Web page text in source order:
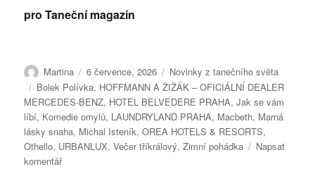
pro Taneční magazín
Autor:
Martina Publikováno:
6 července, 2026 Rubriky:
Novinky z tanečního světa
Štítky:
Bolek Polívka, HOFFMANN A ŽIŽÁK – OFICIÁLNÍ DEALER
MERCEDES-BENZ, HOTEL BELVEDERE PRAHA,Jak se vám
líbí, Komedie omylů, LAUNDRYLAND PRAHA, Macbeth, Marná
lásky snaha, Michal Isteník,OREA HOTELS & RESORTS,
Othello, URBANLUX,Večer tříkrálový,Zimní pohádka
Napsat
komentářpro